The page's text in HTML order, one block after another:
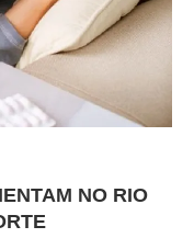
NO RIO